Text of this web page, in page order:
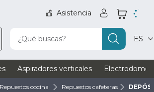
Asistencia
¿Qué buscas? ES
Aspiradores verticales
Repuestos cocina Repuestos cafeteras